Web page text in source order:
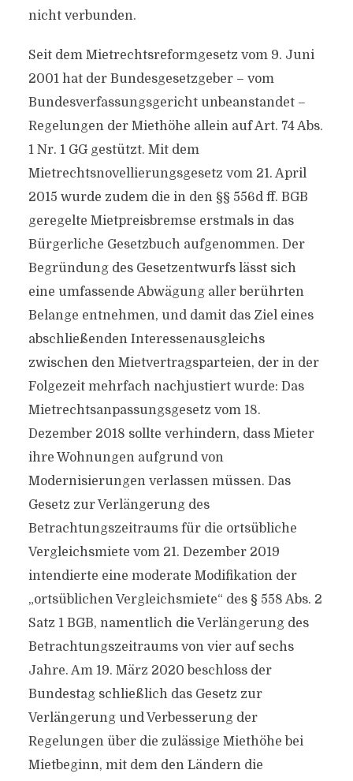
nicht verbunden.
Seit dem Mietrechtsreformgesetz vom 9. Juni
2001 hat der Bundesgesetzgeber – vom
Bundesverfassungsgericht unbeanstandet –
Regelungen der Miethöhe allein auf Art. 74 Abs.
1 Nr. 1 GG gestützt. Mit dem
Mietrechtsnovellierungsgesetz vom 21. April
2015 wurde zudem die in den §§ 556d ff. BGB
geregelte Mietpreisbremse erstmals in das
Bürgerliche Gesetzbuch aufgenommen. Der
Begründung des Gesetzentwurfs lässt sich
eine umfassende Abwägung aller berührten
Belange entnehmen, und damit das Ziel eines
abschließenden Interessenausgleichs
zwischen den Mietvertragsparteien, der in der
Folgezeit mehrfach nachjustiert wurde: Das
Mietrechtsanpassungsgesetz vom 18.
Dezember 2018 sollte verhindern, dass Mieter
ihre Wohnungen aufgrund von
Modernisierungen verlassen müssen. Das
Gesetz zur Verlängerung des
Betrachtungszeitraums für die ortsübliche
Vergleichsmiete vom 21. Dezember 2019
intendierte eine moderate Modifikation der
„ortsüblichen Vergleichsmiete“ des § 558 Abs. 2
Satz 1 BGB, namentlich die Verlängerung des
Betrachtungszeitraums von vier auf sechs
Jahre. Am 19. März 2020 beschloss der
Bundestag schließlich das Gesetz zur
Verlängerung und Verbesserung der
Regelungen über die zulässige Miethöhe bei
Mietbeginn, mit dem den Ländern die